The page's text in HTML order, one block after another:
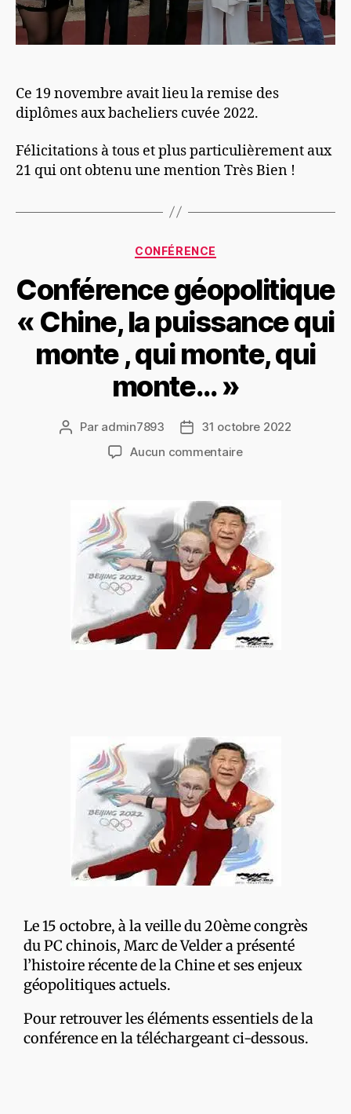
Ce 19 novembre avait lieu la remise des
diplômes aux bacheliers cuvée 2022.
Félicitations à tous et plus particulièrement aux
21 qui ont obtenu une mention Très Bien !
CONFÉRENCE
Conférence géopolitique
« Chine, la puissance qui
monte , qui monte, qui
monte… »
Par admin7893
31 octobre 2022
Aucun commentaire
Le 15 octobre, à la veille du 20ème congrès
du PC chinois, Marc de Velder a présenté
l’histoire récente de la Chine et ses enjeux
géopolitiques actuels.
Pour retrouver les éléments essentiels de la
conférence en la téléchargeant ci-dessous.